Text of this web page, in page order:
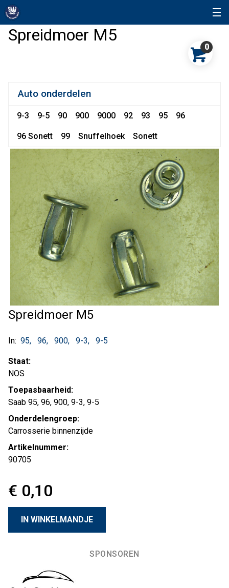
Spreidmoer M5
0
Auto onderdelen
9-3 9-5 90 900 9000 92 93 95 96
96 Sonett 99 Snuffelhoek Sonett
Spreidmoer M5
In: 95 96 900 9-3 9-5
Staat:
NOS
Toepasbaarheid:
Saab 95, 96, 900, 9-3, 9-5
Onderdelengroep:
Carrosserie binnenzijde
Artikelnummer:
90705
€ 0,10
SPONSOREN